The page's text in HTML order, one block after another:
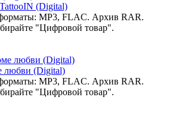
(Digital)
MP3, FLAC. Архив RAR.
"Цифровой товар".
любви (Digital)
MP3, FLAC. Архив RAR.
"Цифровой товар".